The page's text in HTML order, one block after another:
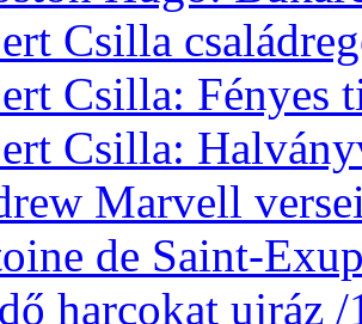
Csilla
Csilla: Fényes
Csilla:
Marvell
de Saint-
harcokat ujráz